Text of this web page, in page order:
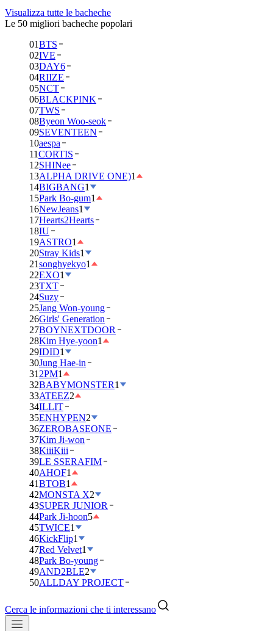
Visualizza tutte le bacheche
Le 50 migliori bacheche popolari
01BTS
02IVE
03DAY6
04RIIZE
05NCT
06BLACKPINK
07TWS
08Byeon Woo-seok
09SEVENTEEN
10aespa
11CORTIS
12SHINee
13ALPHA DRIVE ONE)1
14BIGBANG1
15Park Bo-gum1
16NewJeans1
17Hearts2Hearts
18IU
19ASTRO1
20Stray Kids1
21songhyekyo1
22EXO1
23TXT
24Suzy
25Jang Won-young
26Girls' Generation
27BOYNEXTDOOR
28Kim Hye-yoon1
29IDID1
30Jung Hae-in
31 2PM1
32BABYMONSTER1
33ATEEZ2
34ILLIT
35ENHYPEN2
36ZEROBASEONE
37Kim Ji-won
38KiiiKiii
39LE SSERAFIM
40AHOF1
41BTOB1
42MONSTA X2
43SUPER JUNIOR
44Park Ji-hoon5
45TWICE1
46KickFlip1
47Red Velvet1
48Park Bo-young
49AND2BLE2
50ALLDAY PROJECT
Cerca le informazioni che ti interessano